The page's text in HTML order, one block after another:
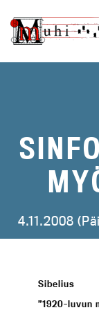
sisältöön
4.11.2008
Sibelius
”1920-luvun